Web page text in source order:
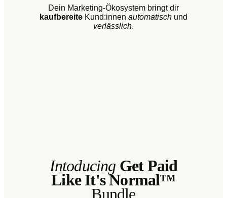
Dein Marketing-Ökosystem bringt dir
kaufbereite Kund:innen automatisch und
verlässlich.
Intoducing Get Paid
Like It's Normal™
Bundle